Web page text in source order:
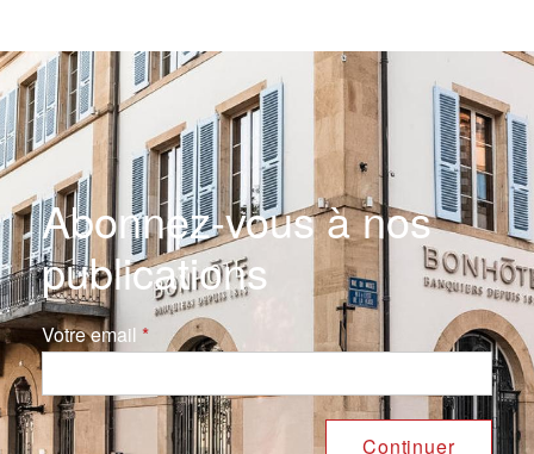
Abonnez-vous à nos
publications
Votre email